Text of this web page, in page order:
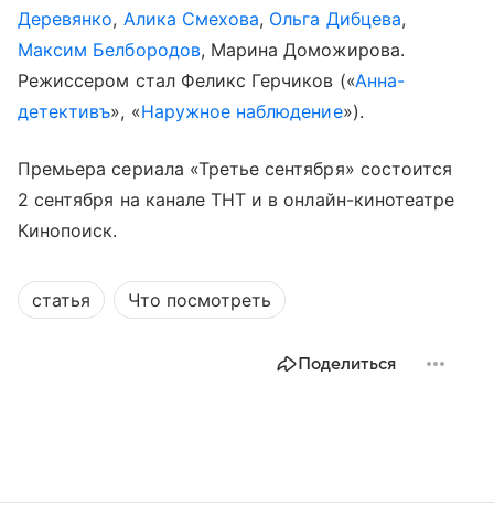
Деревянко, Алика Смехова, Ольга Дибцева,
Максим Белбородов, Марина Доможирова.
Режиссером стал Феликс Герчиков («Анна-
детективъ», «Наружное наблюдение»).
Премьера сериала «Третье сентября» состоится
2 сентября на канале ТНТ и в онлайн-кинотеатре
Кинопоиск.
статья Что посмотреть
Поделиться